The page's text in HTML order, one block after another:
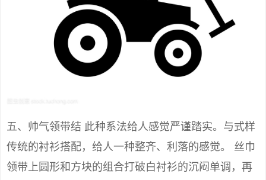
五、帅气领带结 此种系法给人感觉严谨踏实。与式样
传统的衬衫搭配，给人一种整齐、利落的感觉。 丝巾
领带上圆形和方块的组合打破白衬衫的沉闷单调，再